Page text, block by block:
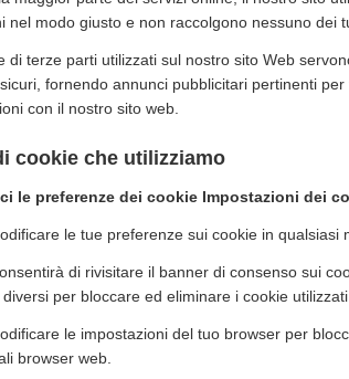
nel modo giusto e non raccolgono nessuno dei
di terze parti utilizzati sul nostro sito Web
fornendo annunci pubblicitari pertinenti
con il nostro sito web.
cookie che utilizziamo
le preferenze dei cookie Impostazioni dei
le tue preferenze sui cookie in qualsiasi
di rivisitare il banner di consenso sui
per bloccare ed eliminare i cookie utilizzati
le impostazioni del tuo browser per
browser web.